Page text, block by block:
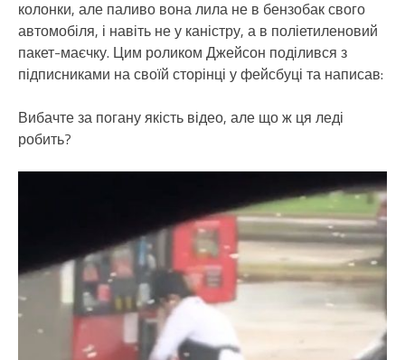
колонки, але паливо вона лила не в бензобак свого
автомобіля, і навіть не у каністру, а в поліетиленовий
пакет-маєчку. Цим роликом Джейсон поділився з
підписниками на своїй сторінці у фейсбуці та написав:
Вибачте за погану якість відео, але що ж ця леді
робить?